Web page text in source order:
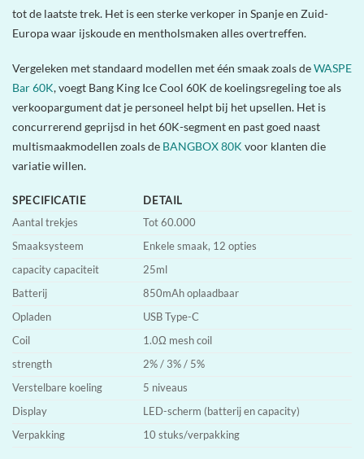
tot de laatste trek. Het is een sterke verkoper in Spanje en Zuid-
Europa waar ijskoude en mentholsmaken alles overtreffen.
Vergeleken met standaard modellen met één smaak zoals deWASPE
Bar 60K, voegt Bang King Ice Cool 60K de koelingsregeling toe als
verkoopargument dat je personeel helpt bij het upsellen. Het is
concurrerend geprijsd in het 60K-segment en past goed naast
multismaakmodellen zoals de BANGBOX 80K voor klanten die
variatie willen.
SPECIFICATIE
DETAIL
Aantal trekjes
Tot 60.000
Smaaksysteem
Enkele smaak, 12 opties
capacity capaciteit
25ml
Batterij
850mAh oplaadbaar
Opladen
USB Type-C
Coil
1.0Ω mesh coil
strength
2% / 3% / 5%
Verstelbare koeling
5 niveaus
Display
LED-scherm (batterij en capacity)
Verpakking
10 stuks/verpakking